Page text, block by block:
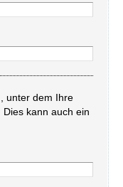
unter dem Ihre
kann auch ein